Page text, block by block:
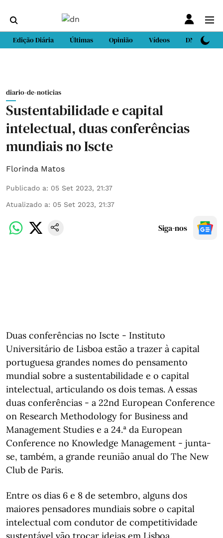
Edição Diária Últimas Opinião Vídeos DN Sport
diario-de-noticias
Sustentabilidade e capital
intelectual, duas conferências
mundiais no Iscte
Florinda Matos
Publicado a: 05 Set 2023, 21:37
Atualizado a: 05 Set 2023, 21:37
Siga-nos
Duas conferências no Iscte - Instituto
Universitário de Lisboa estão a trazer à capital
portuguesa grandes nomes do pensamento
mundial sobre a sustentabilidade e o capital
intelectual, articulando os dois temas. A essas
duas conferências - a 22nd European Conference
on Research Methodology for Business and
Management Studies e a 24.ª da European
Conference no Knowledge Management - junta-
se, também, a grande reunião anual do The New
Club de Paris.
Entre os dias 6 e 8 de setembro, alguns dos
maiores pensadores mundiais sobre o capital
intelectual com condutor de competitividade